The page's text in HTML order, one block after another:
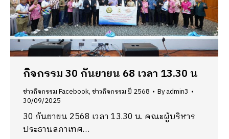
กิจกรรม 30 กันยายน 68 เวลา 13.30 น
ข่าวกิจกรรม Facebook,ข่าวกิจกรรม ปี 2568 Byadmin3
30/09/2025
30 กันยายน 2568 เวลา 13.30 น. คณะผู้บริหาร
ประธานสภาเทศ…